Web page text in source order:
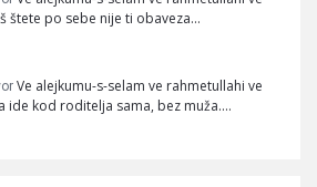
štete po sebe nije ti obaveza…
Ve alejkumu-s-selam ve rahmetullahi ve
ide kod roditelja sama, bez muža.…